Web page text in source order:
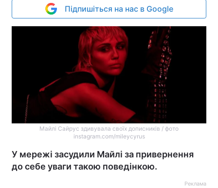
Підпишіться на нас в Google
Майлі Сайрус здивувала своїх дописників / фото
instagram.com/mileycyrus
У мережі засудили Майлі за привернення
до себе уваги такою поведінкою.
Реклама